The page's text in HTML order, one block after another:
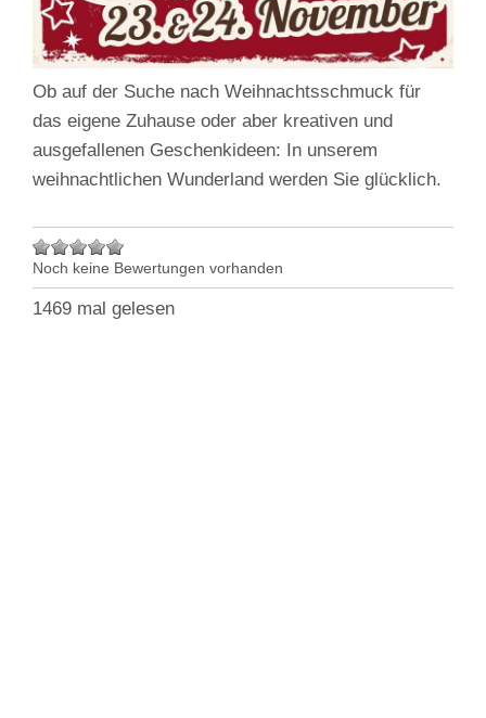
Ob auf der Suche nach Weihnachtsschmuck für
das eigene Zuhause oder aber kreativen und
ausgefallenen Geschenkideen: In unserem
weihnachtlichen Wunderland werden Sie glücklich.
Noch keine Bewertungen vorhanden
1469 mal gelesen